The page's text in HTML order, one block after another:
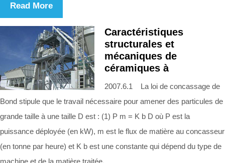
Read More
Caractéristiques
structurales et
mécaniques de
céramiques à
2007.6.1 La loi de concassage de
Bond stipule que le travail nécessaire pour amener des particules de
grande taille à une taille D est : (1) P m = K b D où P est la
puissance déployée (en kW), m est le flux de matière au concasseur
(en tonne par heure) et K b est une constante qui dépend du type de
machine et de la matière traitée.